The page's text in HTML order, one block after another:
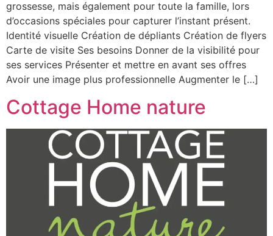
grossesse, mais également pour toute la famille, lors
d’occasions spéciales pour capturer l’instant présent.
Identité visuelle Création de dépliants Création de flyers
Carte de visite Ses besoins Donner de la visibilité pour
ses services Présenter et mettre en avant ses offres
Avoir une image plus professionnelle Augmenter le […]
Cottage Home nature